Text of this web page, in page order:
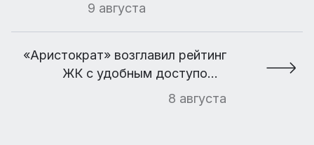
9 августа
«Аристократ» возглавил рейтинг
ЖК с удобным доступом к
элитным загородным поселкам
8 августа